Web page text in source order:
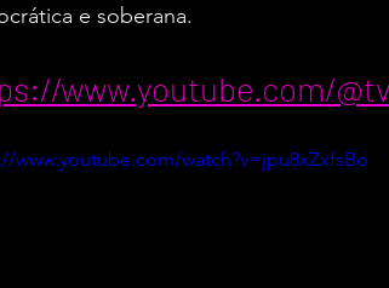
e soberana.
www.youtube.com/
www.youtube.com/watch?v=jpu8xZxfsBo